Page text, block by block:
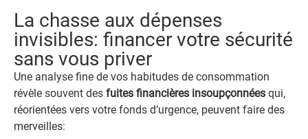
La chasse aux dépenses
invisibles: financer votre sécurité
sans vous priver
Une analyse fine de vos habitudes de consommation
révèle souvent des fuites financières insoupçonnées qui,
réorientées vers votre fonds d’urgence, peuvent faire des
merveilles: